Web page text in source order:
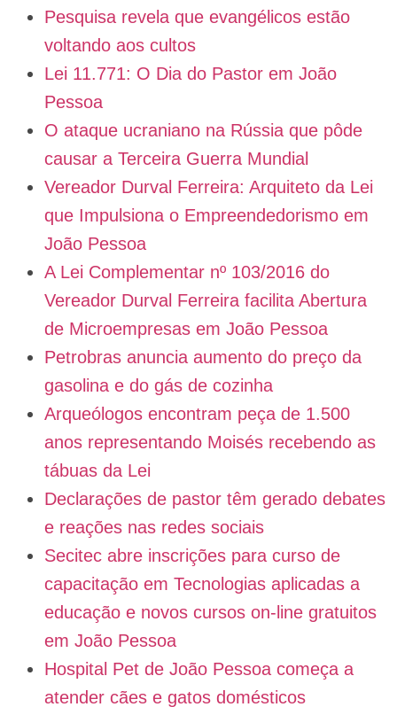
Pesquisa revela que evangélicos estão
voltando aos cultos
Lei 11.771: O Dia do Pastor em João
Pessoa
O ataque ucraniano na Rússia que pôde
causar a Terceira Guerra Mundial
Vereador Durval Ferreira: Arquiteto da Lei
que Impulsiona o Empreendedorismo em
João Pessoa
A Lei Complementar nº 103/2016 do
Vereador Durval Ferreira facilita Abertura
de Microempresas em João Pessoa
Petrobras anuncia aumento do preço da
gasolina e do gás de cozinha
Arqueólogos encontram peça de 1.500
anos representando Moisés recebendo as
tábuas da Lei
Declarações de pastor têm gerado debates
e reações nas redes sociais
Secitec abre inscrições para curso de
capacitação em Tecnologias aplicadas a
educação e novos cursos on-line gratuitos
em João Pessoa
Hospital Pet de João Pessoa começa a
atender cães e gatos domésticos